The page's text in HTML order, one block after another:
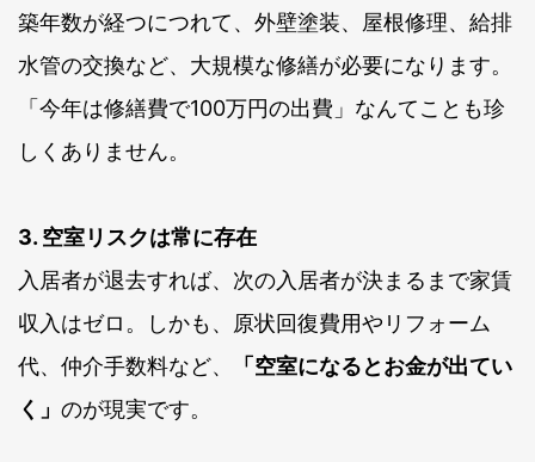
築年数が経つにつれて、外壁塗装、屋根修理、給排
水管の交換など、大規模な修繕が必要になります。
「今年は修繕費で100万円の出費」なんてことも珍
しくありません。
3. 空室リスクは常に存在
入居者が退去すれば、次の入居者が決まるまで家賃
収入はゼロ。しかも、原状回復費用やリフォーム
代、仲介手数料など、
「空室になるとお金が出てい
く」 のが現実です。